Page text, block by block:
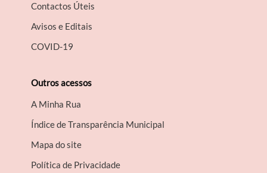
Contactos Úteis
Avisos e Editais
COVID-19
Outros acessos
A Minha Rua
Índice de Transparência Municipal
Mapa do site
Política de Privacidade